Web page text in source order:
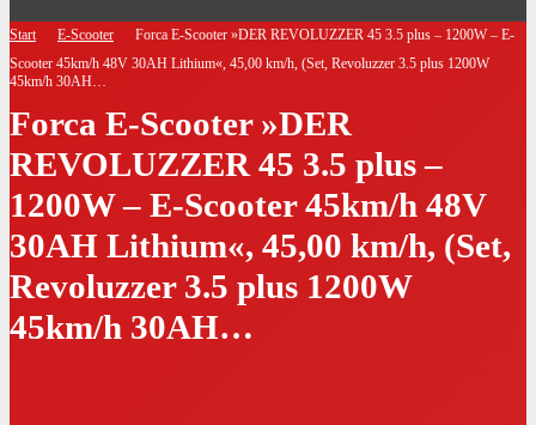
Start E-Scooter
Forca E-Scooter »DER REVOLUZZER 45 3.5 plus – 1200W – E-
Scooter 45km/h 48V 30AH Lithium«, 45,00 km/h, (Set, Revoluzzer 3.5 plus 1200W
45km/h 30AH…
Forca E-Scooter »DER
REVOLUZZER 45 3.5 plus –
1200W – E-Scooter 45km/h 48V
30AH Lithium«, 45,00 km/h, (Set,
Revoluzzer 3.5 plus 1200W
45km/h 30AH…